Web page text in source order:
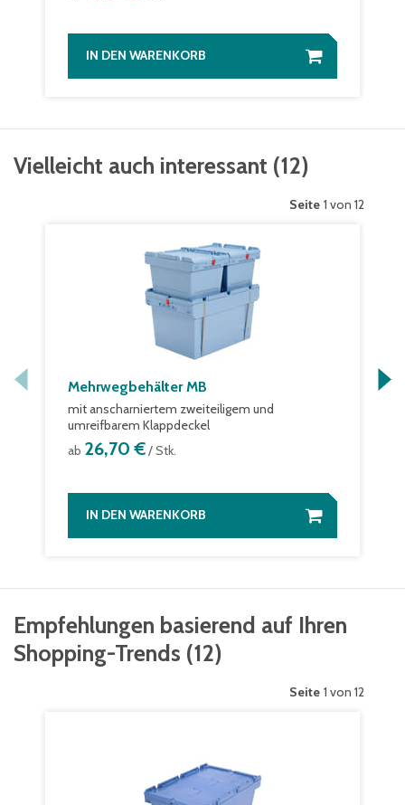
IN DEN WARENKORB
Vielleicht auch interessant (12)
Seite 1 von 12
Mehrwegbehälter MB
mit anscharniertem zweiteiligem und
umreifbarem Klappdeckel
ab 26,70 €/ Stk.
IN DEN WARENKORB
Empfehlungen basierend auf Ihren
Shopping-Trends (12)
Seite 1 von 12